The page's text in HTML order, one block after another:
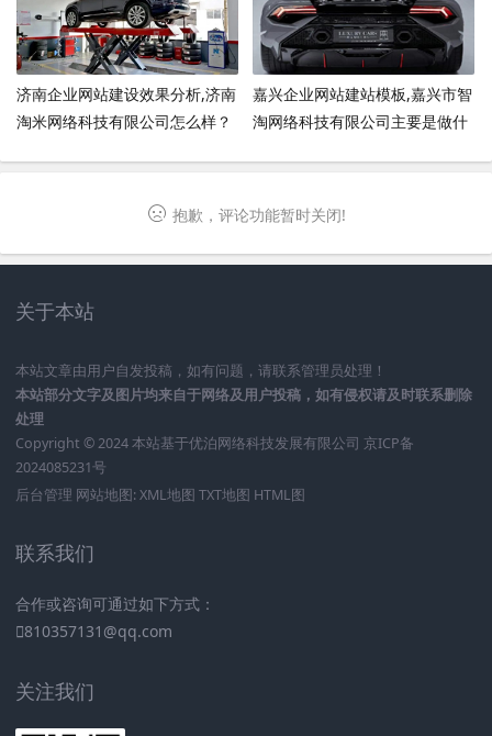
济南企业网站建设效果分析,济南
淘米网络科技有限公司怎么样？
嘉兴企业网站建站模板,嘉兴市智
淘网络科技有限公司主要是做什
抱歉，评论功能暂时关闭!
关于本站
本站文章由用户自发投稿，如有问题，请联系管理员处理！
本站部分文字及图片均来自于网络及用户投稿，如有侵权请及时联系删除
处理
Copyright © 2024 本站基于优泊网络科技发展有限公司 京ICP备
2024085231号
后台管理 网站地图: XML地图 TXT地图 HTML图
联系我们
合作或咨询可通过如下方式：
810357131@qq.com
关注我们